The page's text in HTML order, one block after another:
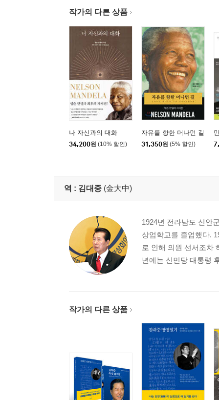
작가의 다른 상품
나 자신과의 대화
34,200원 (10% 할인)
자유를 향한 머나먼 길
31,350원 (5% 할인)
역 : 김대중 (金大中)
1924년 전라남도 신안
상업학교를 졸업했다.
로 인해 의원 선서조차
년에는 신민당 대통령
작가의 다른 상품